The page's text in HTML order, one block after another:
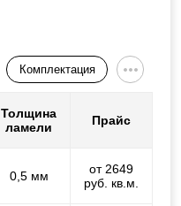
Комплектация
Толщина
ламели
Прайс
0,5 мм
от 2649
руб. кв.м.